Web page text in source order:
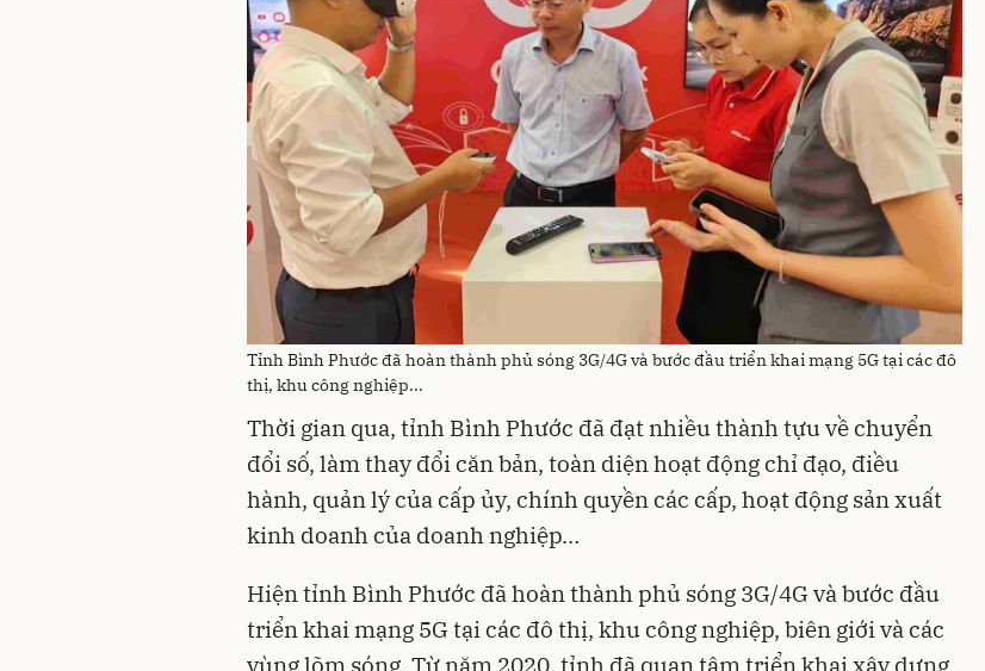
Tỉnh Bình Phước đã hoàn thành phủ sóng 3G/4G và bước đầu triển khai mạng 5G tại các đô
thị, khu công nghiệp...
Thời gian qua, tỉnh Bình Phước đã đạt nhiều thành tựu về chuyển
đổi số, làm thay đổi căn bản, toàn diện hoạt động chỉ đạo, điều
hành, quản lý của cấp ủy, chính quyền các cấp, hoạt động sản xuất
kinh doanh của doanh nghiệp…
Hiện tỉnh Bình Phước đã hoàn thành phủ sóng 3G/4G và bước đầu
triển khai mạng 5G tại các đô thị, khu công nghiệp, biên giới và các
vùng lõm sóng. Từ năm 2020, tỉnh đã quan tâm triển khai xây dựng